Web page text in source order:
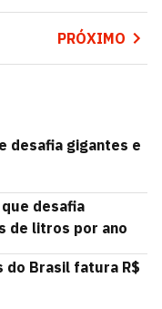
PRÓXIMO
desafia gigantes e
desafia
de litros por ano
do Brasil fatura R$